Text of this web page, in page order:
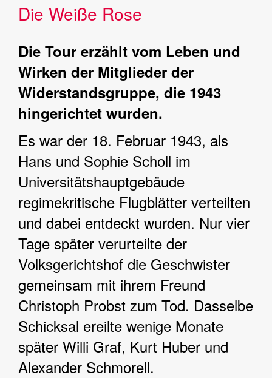
Die Weiße Rose
Die Tour erzählt vom Leben und
Wirken der Mitglieder der
Widerstandsgruppe, die 1943
hingerichtet wurden.
Es war der 18. Februar 1943, als
Hans und Sophie Scholl im
Universitätshauptgebäude
regimekritische Flugblätter verteilten
und dabei entdeckt wurden. Nur vier
Tage später verurteilte der
Volksgerichtshof die Geschwister
gemeinsam mit ihrem Freund
Christoph Probst zum Tod. Dasselbe
Schicksal ereilte wenige Monate
später Willi Graf, Kurt Huber und
Alexander Schmorell.